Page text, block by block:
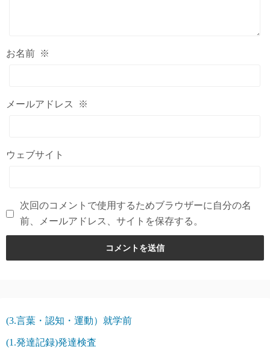
お名前 ※
メールアドレス ※
ウェブサイト
次回のコメントで使用するためブラウザーに自分の名
前、メールアドレス、サイトを保存する。
(3.言葉・認知・運動）就学前
(1.発達記録)発達検査